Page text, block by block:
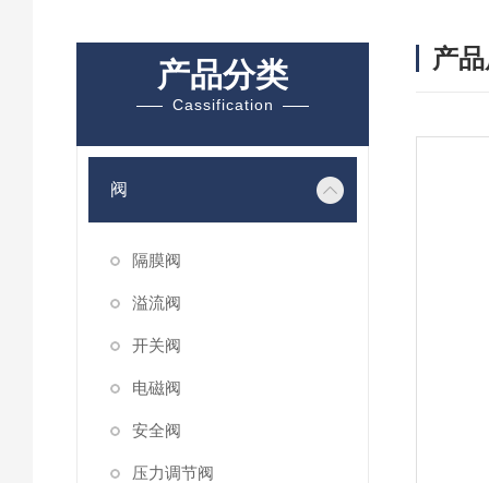
产品分类
Cassification
阀
隔膜阀
溢流阀
开关阀
电磁阀
安全阀
压力调节阀
产